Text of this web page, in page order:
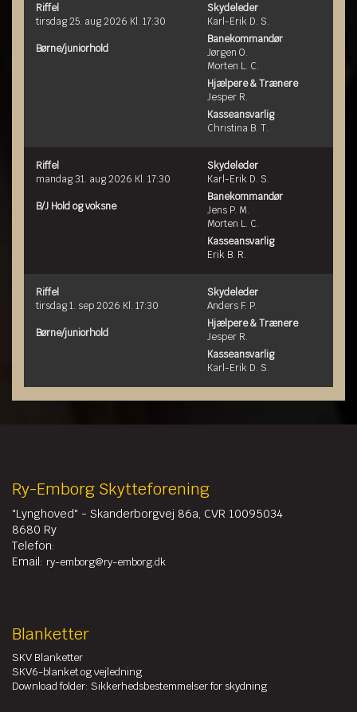
Riffel
tirsdag 25. aug 2026 Kl. 17:30
Børne/juniorhold
Skydeleder
Karl-Erik D. S.
Banekommandør
Jørgen O.
Morten L. C.
Hjælpere & Trænere
Jesper R.
Kasseansvarlig
Christina B. T.
Riffel
mandag 31. aug 2026 Kl. 17:30
B/J Hold og voksne
Skydeleder
Karl-Erik D. S.
Banekommandør
Jens P. M.
Morten L. C.
Kasseansvarlig
Erik B. R.
Riffel
tirsdag 1. sep 2026 Kl. 17:30
Børne/juniorhold
Skydeleder
Anders F. P.
Hjælpere & Trænere
Jesper R.
Kasseansvarlig
Karl-Erik D. S.
Ry-Emborg Skytteforening
"Lynghoved" - Skanderborgvej 86a, CVR 10095034
8680 Ry
Telefon:
Email: ry-emborg@ry-emborg.dk
Blanketter
SKV Blanketter
SKV6-blanket og vejledning
Download folder: Sikkerhedsbestemmelser for skydning